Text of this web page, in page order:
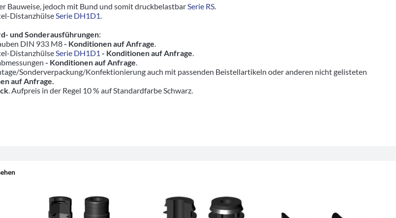
Bauweise, jedoch mit Bund und somit druckbelastbarSerie RS.
DistanzhülseSerie DH1D1.
und Sonderausführungen:
DIN 933 M8- Konditionen auf Anfrage.
DistanzhülseSerie DH1D1 - Konditionen auf Anfrage.
- Konditionen auf Anfrage.
Sonderverpackung/Konfektionierung auch mit passenden Beistellartikeln oder anderen nicht gelisteten
auf Anfrage.
. Aufpreis in der Regel 10 % auf Standardfarbe Schwarz.